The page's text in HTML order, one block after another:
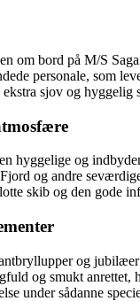
om bord på M/S
personale, som
sjov og
hyggelige og
og andre
skib og den gode
og
og smukt
under sådanne